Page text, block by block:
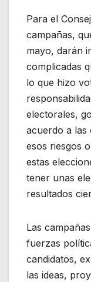
Para el
campañas,
mayo, darán
complicadas
lo que hizo
electorales,
acuerdo a las
esos riesgos
estas
tener unas
resultados
Las
fuerzas
candidatos,
las ideas,